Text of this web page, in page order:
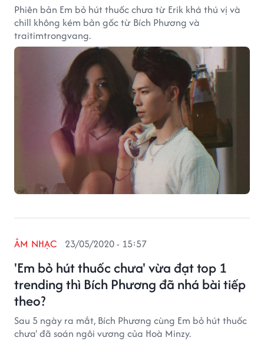
Phiên bản Em bỏ hút thuốc chưa từ Erik khá thú vị và
chill không kém bản gốc từ Bích Phương và
traitimtrongvang.
'Em bỏ hút thuốc chưa' vừa đạt top 1
trending thì Bích Phương đã nhá bài tiếp
theo?
ÂM NHẠC 23/05/2020 - 15:57
Sau 5 ngày ra mắt, Bích Phương cùng Em bỏ hút thuốc
chưa' đã soán ngôi vương của Hoà Minzy.